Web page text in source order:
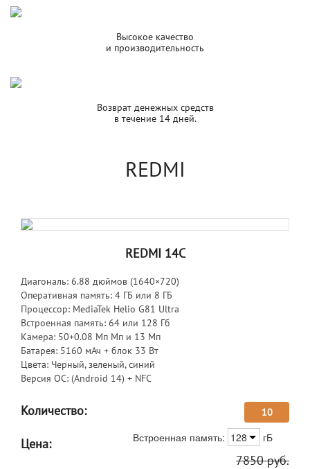
Высокое качество
и производительность
Возврат денежных средств
в течение 14 дней.
REDMI
REDMI 14C
Диагональ: 6.88 дюймов (1640×720)
Оперативная память: 4 ГБ или 8 ГБ
Процессор: MediaTek Helio G81 Ultra
Встроенная память: 64 или 128 Гб
Камера: 50+0.08 Мп Мп и 13 Мп
Батарея: 5160 мАч + блок 33 Вт
Цвета: Черный, зеленый, синий
Версия ОС: (Android 14) + NFC
Количество: 10
Встроенная память: 128 гБ
Цена:
7850руб.